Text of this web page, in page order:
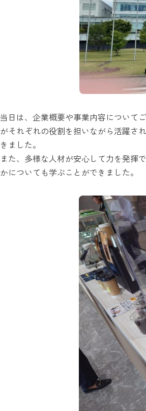
当日は、企業概要や事業内容について
がそれぞれの役割を担いながら活躍さ
きました。
また、多様な人材が安心して力を発揮
かについても学ぶことができました。